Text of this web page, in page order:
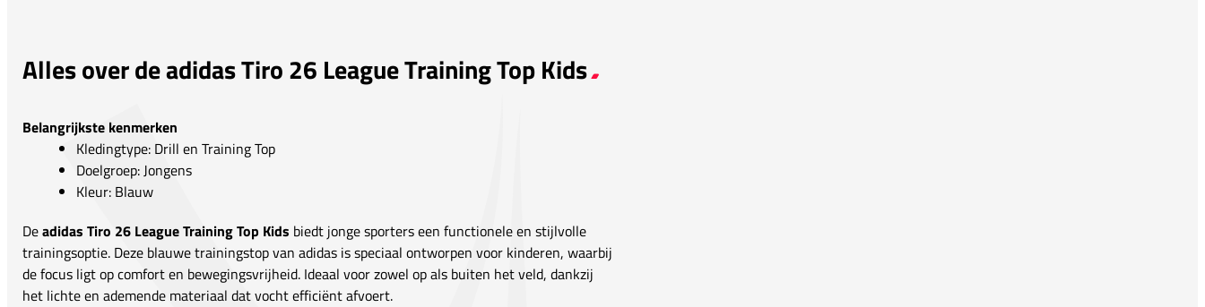
Alles over de adidas Tiro 26 League Training Top Kids
Belangrijkste kenmerken
Kledingtype: Drill en Training Top
Doelgroep: Jongens
Kleur: Blauw
Deadidas Tiro 26 League Training Top Kids biedt jonge sporters een functionele en stijlvolle
trainingsoptie. Deze blauwe trainingstop van adidas is speciaal ontworpen voor kinderen, waarbij
de focus ligt op comfort en bewegingsvrijheid. Ideaal voor zowel op als buiten het veld, dankzij
het lichte en ademende materiaal dat vocht efficiënt afvoert.